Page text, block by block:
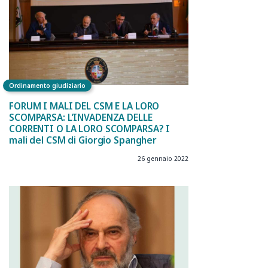
Ordinamento giudiziario
FORUM I MALI DEL CSM E LA LORO
SCOMPARSA: L’INVADENZA DELLE
CORRENTI O LA LORO SCOMPARSA? I
mali del CSM di Giorgio Spangher
26 gennaio 2022